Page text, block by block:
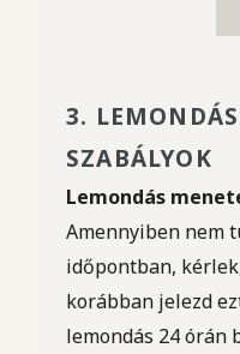
3.
SZABÁLYOK
Lemondás
Amennyiben nem
időpontban,
korábban jelezd
lemondás 24 órán